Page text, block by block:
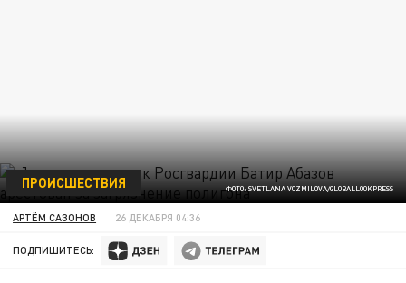
ФОТО: SVETLANA VOZMILOVA/GLOBALLOOKPRESS
ПРОИСШЕСТВИЯ
АРТЁМ САЗОНОВ 26 ДЕКАБРЯ 04:36
ПОДПИШИТЕСЬ: